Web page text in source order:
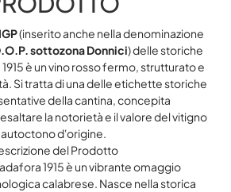
(inserito anche nella denominazione
sottozona Donnici) delle storiche
è un vino rosso fermo, strutturato e
Si tratta di una delle etichette storiche
della cantina, concepita
la notorietà e il valore del vitigno
autoctono d'origine.
del Prodotto
1915 è un vibrante omaggio
calabrese. Nasce nella storica